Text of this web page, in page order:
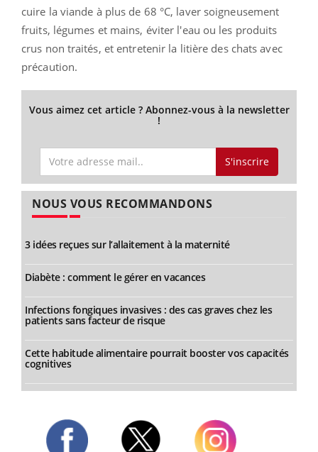
cuire la viande à plus de 68 °C, laver soigneusement
fruits, légumes et mains, éviter l'eau ou les produits
crus non traités, et entretenir la litière des chats avec
précaution.
Vous aimez cet article ? Abonnez-vous à la newsletter
!
S'inscrire
NOUS VOUS RECOMMANDONS
3 idées reçues sur l’allaitement à la maternité
Diabète : comment le gérer en vacances
Infections fongiques invasives : des cas graves chez les
patients sans facteur de risque
Cette habitude alimentaire pourrait booster vos capacités
cognitives